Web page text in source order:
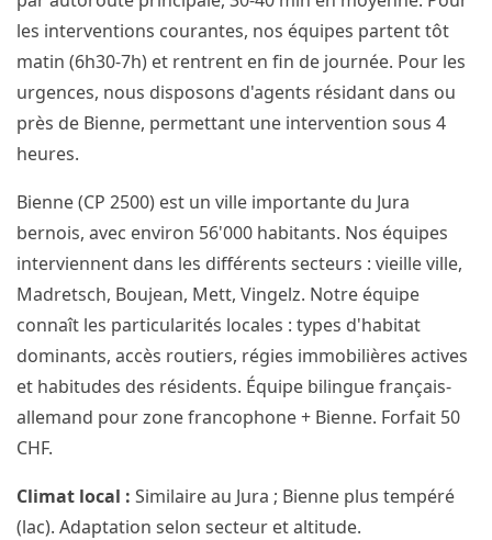
les interventions courantes, nos équipes partent tôt
matin (6h30-7h) et rentrent en fin de journée. Pour les
urgences, nous disposons d'agents résidant dans ou
près de Bienne, permettant une intervention sous 4
heures.
Bienne (CP 2500) est un ville importante du Jura
bernois, avec environ 56'000 habitants. Nos équipes
interviennent dans les différents secteurs : vieille ville,
Madretsch, Boujean, Mett, Vingelz. Notre équipe
connaît les particularités locales : types d'habitat
dominants, accès routiers, régies immobilières actives
et habitudes des résidents. Équipe bilingue français-
allemand pour zone francophone + Bienne. Forfait 50
CHF.
Climat local : Similaire au Jura ; Bienne plus tempéré
(lac). Adaptation selon secteur et altitude.